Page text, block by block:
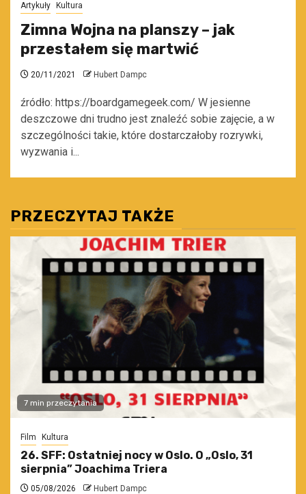
Artykuły Kultura
Zimna Wojna na planszy – jak
przestałem się martwić
20/11/2021 Hubert Dampc
źródło: https://boardgamegeek.com/ W jesienne
deszczowe dni trudno jest znaleźć sobie zajęcie, a w
szczególności takie, które dostarczałoby rozrywki,
wyzwania i...
PRZECZYTAJ TAKŻE
7 min przeczytania
Film Kultura
26. SFF: Ostatniej nocy w Oslo. O „Oslo, 31
sierpnia” Joachima Triera
05/08/2026 Hubert Dampc